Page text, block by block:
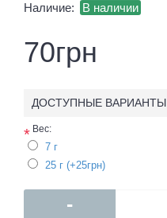
Наличие:
В наличии
70грн
ДОСТУПНЫЕ ВАРИАНТЫ
* Вес:
7 г
25 г (+25грн)
-